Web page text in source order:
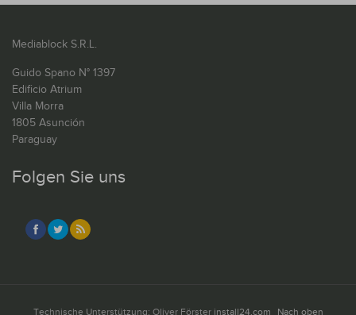
Mediablock S.R.L.
Guido Spano N° 1397
Edificio Atrium
Villa Morra
1805 Asunción
Paraguay
Folgen Sie uns
Technische Unterstützung: Oliver Förster install24.com Nach oben